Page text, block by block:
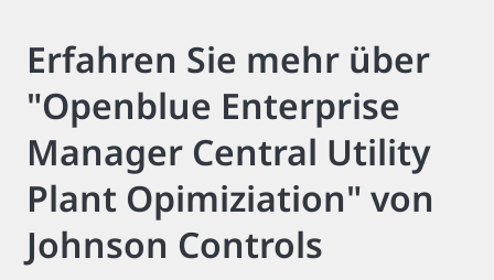
Erfahren Sie mehr über
"Openblue Enterprise
Manager Central Utility
Plant Opimiziation" von
Johnson Controls